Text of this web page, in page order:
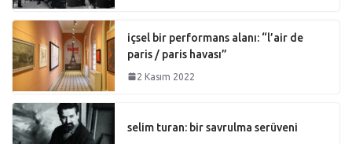
içsel bir performans alanı: “l’air de
paris / paris havası”
2 Kasım 2022
selim turan: bir savrulma serüveni